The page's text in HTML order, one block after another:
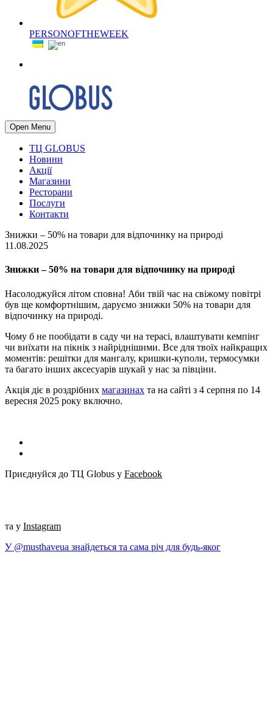
PERSONOFTHEWEEK
Open Menu
ТЦ GLOBUS
Новини
Акції
Магазини
Ресторани
Послуги
Контакти
Знижки – 50% на товари для відпочинку на природі
11.08.2025
Знижки – 50% на товари для відпочинку на природі
Насолоджуйся літом сповна! Аби твій час на свіжому повітрі
був ще комфортнішим, даруємо знижки 50% на товари для
відпочинку на природі.
Чому б не пообідати в саду чи на терасі, влаштувати кемпінг
чи виїхати на пікнік з найріднішими. Все для твоїх найкращих
моментів: решітки для мангалу, кришки-куполи, термосумки
та багато інших аксесуарів шукай у нас за півціни.
Акція діє в роздрібних магазинах та на сайті з 4 серпня по 14
вересня 2025 року включно.
Приєднуйся до ТЦ Globus у Facebook
та у Instagram
У @musthaveua знайдеться та сама річ для будь-яког